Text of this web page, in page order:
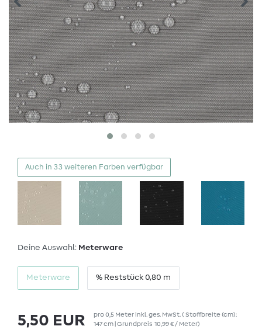
Auch in 33 weiteren Farben verfügbar
Deine Auswahl: Meterware
Meterware % Reststück 0,80 m
5,50 EUR pro0,5 Meterinkl. ges. MwSt. ( Stoffbreite (cm):
147 cm | Grundpreis 10,99 € / Meter)